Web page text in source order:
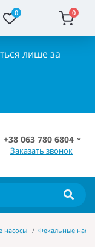
0 0
лише за
+38 063 780 6804
Заказать звонок
насосы Фекальные